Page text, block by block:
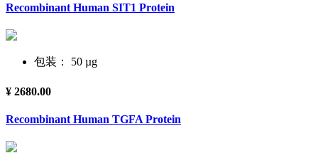
Recombinant Human SIT1 Protein
包装： 50 µg
¥ 2680.00
Recombinant Human TGFA Protein